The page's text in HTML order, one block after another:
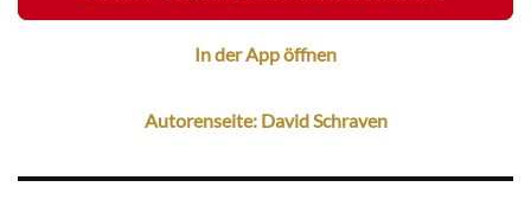
In der App öffnen
Autorenseite: David Schraven